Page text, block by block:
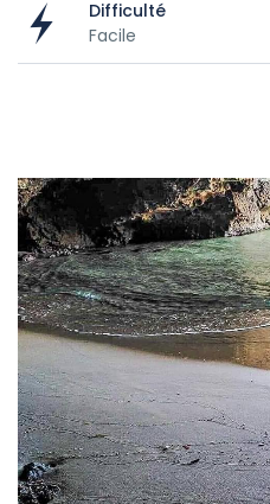
Difficulté
Facile